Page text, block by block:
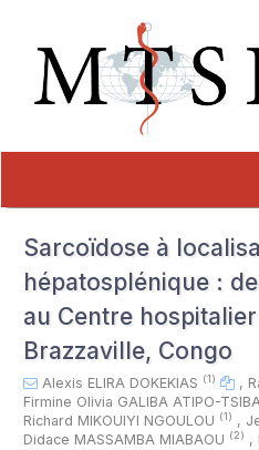
Sarcoïdose à
hépatosplénique :
au Centre
Brazzaville, Congo
Alexis ELIRA DOKEKIAS (1) ,
Firmine Olivia GALIBA ATIPO-
Richard MIKOUIYI NGOULOU (1) ,
Didace MASSAMBA MIABAOU (2) ,